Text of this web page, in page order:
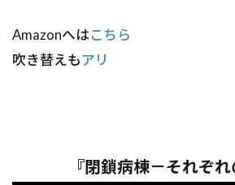
Amazonへはこちら
吹き替えもアリ
『閉鎖病棟－それぞれ